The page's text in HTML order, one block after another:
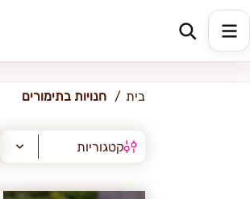
תימורים
בית חנויות בתימורים
קטגוריות